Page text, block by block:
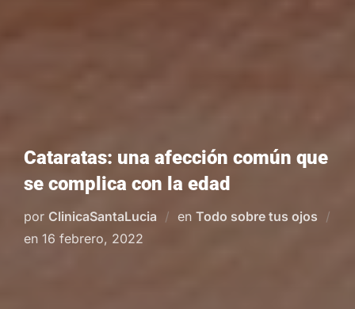
Cataratas: una afección común que
se complica con la edad
por ClinicaSantaLucia en Todo sobre tus ojos
en Publicado
16 febrero, 2022